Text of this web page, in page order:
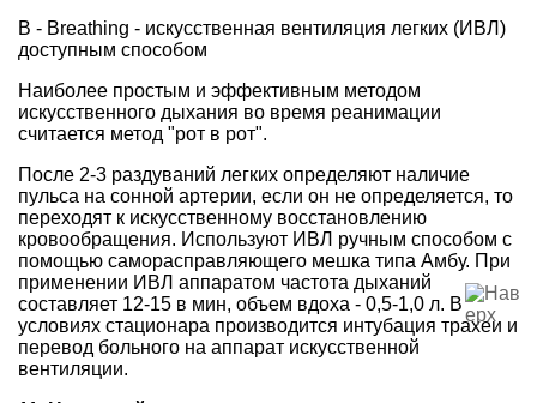
B - Breathing - искусственная вентиляция легких (ИВЛ)
доступным способом
Наиболее простым и эффективным методом
искусственного дыхания во время реанимации
считается метод "рот в рот".
После 2-3 раздуваний легких определяют наличие
пульса на сонной артерии, если он не определяется, то
переходят к искусственному восстановлению
кровообращения. Используют ИВЛ ручным способом с
помощью саморасправляющего мешка типа Амбу. При
применении ИВЛ аппаратом частота дыханий
составляет 12-15 в мин, объем вдоха - 0,5-1,0 л. В
условиях стационара производится интубация трахеи и
перевод больного на аппарат искусственной
вентиляции.